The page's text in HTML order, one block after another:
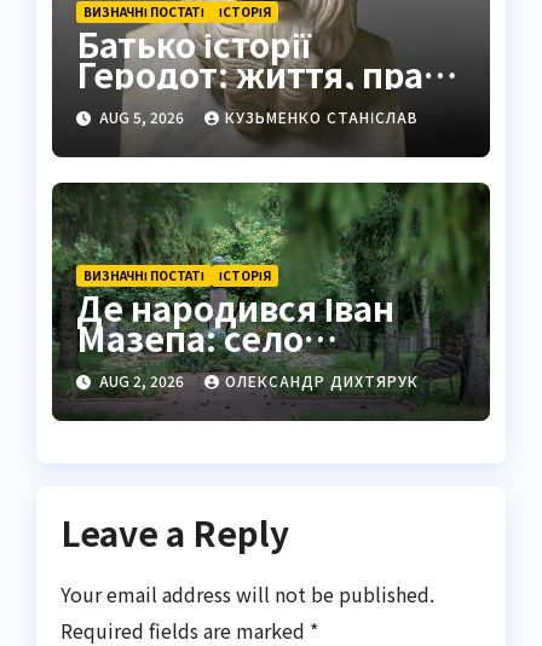
ВИЗНАЧНІ ПОСТАТІ ІСТОРІЯ
Батько історії
Геродот: життя, праці
та спадщина
AUG 5, 2026 КУЗЬМЕНКО СТАНІСЛАВ
ВИЗНАЧНІ ПОСТАТІ ІСТОРІЯ
Де народився Іван
Мазепа: село
Мазепинці та корені
легендарного
гетьмана
AUG 2, 2026 ОЛЕКСАНДР ДИХТЯРУК
Leave a Reply
Your email address will not be published.
Required fields are marked *